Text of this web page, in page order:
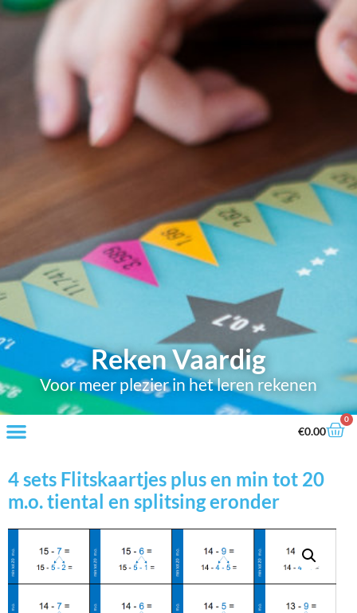
Reken Vaardig
Voor meer plezier in het leren rekenen
€0.00
0
4 sets Flitskaartjes plus en min tot 20
m.o. tiental en splitsing eronder